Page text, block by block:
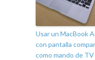
Usar un MacBook
con pantalla
como mando de TV